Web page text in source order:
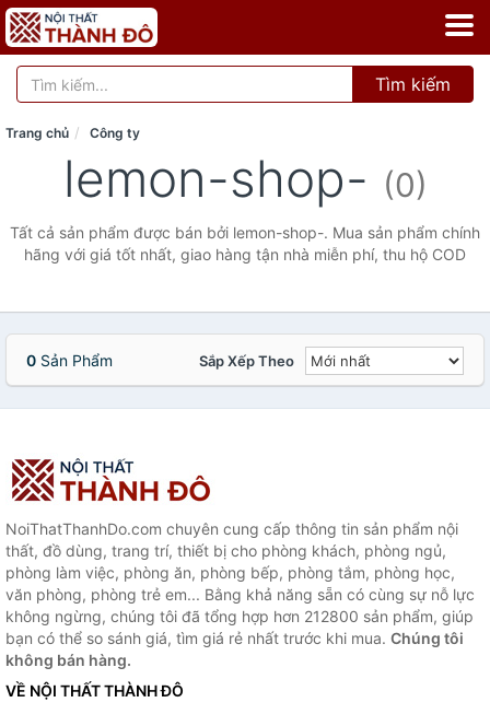
Tìm kiếm
Trang chủ Công ty
lemon-shop- (0)
Tất cả sản phẩm được bán bởi lemon-shop-. Mua sản phẩm chính
hãng với giá tốt nhất, giao hàng tận nhà miễn phí, thu hộ COD
0 Sản Phẩm Sắp Xếp Theo
NoiThatThanhDo.com chuyên cung cấp thông tin sản phẩm nội
thất, đồ dùng, trang trí, thiết bị cho phòng khách, phòng ngủ,
phòng làm việc, phòng ăn, phòng bếp, phòng tắm, phòng học,
văn phòng, phòng trẻ em... Bằng khả năng sẵn có cùng sự nỗ lực
không ngừng, chúng tôi đã tổng hợp hơn 212800 sản phẩm, giúp
bạn có thể so sánh giá, tìm giá rẻ nhất trước khi mua. Chúng tôi
không bán hàng.
VỀ NỘI THẤT THÀNH ĐÔ